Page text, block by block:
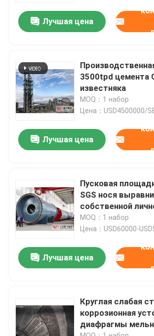
Продукты
О нас
Путешествие фабрики
Свяжитесь мы
производственная линия цемента
Активная производственная линия
Производственное оборудование
Лучшая цена
3500tpd цемента
известняка
MOQ：1 набор
Цена：USD4500000/
Лучшая цена
Пусковая
SGS нося
собственной
запасных частей
шлифовального
MOQ：1 набор
Цена：USD60000-
Лучшая цена
Круглая слабая
коррозионная
диафрагмы